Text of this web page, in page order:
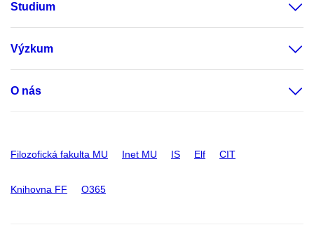
Studium
Výzkum
O nás
Filozofická fakulta MU Inet MU IS Elf CIT
Knihovna FF O365